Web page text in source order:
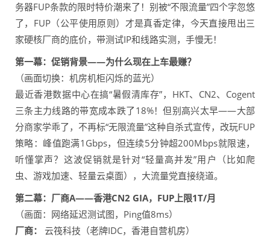
务器FUP条款的限时特价潮来了！别被“不限流量”四个字忽悠
了，FUP（公平使用原则）才是真香定律，今天直接甩出三
家硬核厂商的底价，带测试IP和线路实测，手慢无！
第一幕：促销背景——为什么现在上车最赚？
（画面切换：机房机柜闪烁的蓝光）
最近香港数据中心在搞“暑假清库存”，HKT、CN2、Cogent
三条主力线路的带宽成本跌了18%！但别高兴太早——大部
分商家学乖了，不再标“无限流量”这种自杀式宣传，改玩FUP
策略：峰值跑满1Gbps，但连续5分钟超200Mbps就限速，
听懂掌声？这波促销就是针对“轻量高并发”用户（比如爬
虫、游戏加速、轻量云桌面），大流量党直接绕道。
第二幕：厂商A——香港CN2 GIA，FUP上限1T/月
（画面：网络延迟测试图，Ping值8ms）
厂商：
云筏科技（老牌IDC，香港自营机房）